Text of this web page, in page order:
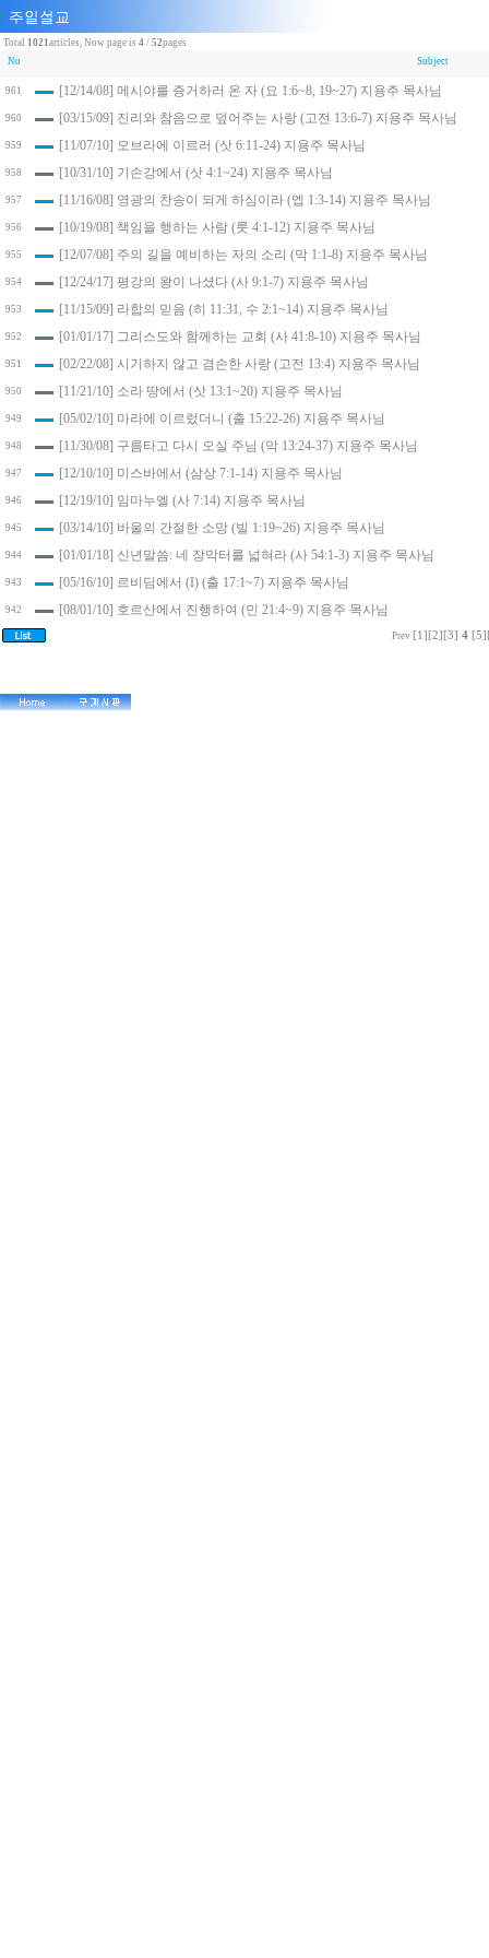
Total 1021articles, Now page is 4 / 52pages
No
Subject
961 [12/14/08] 메시야를 증거하러 온 자 (요 1:6~8, 19~27) 지용주 목사님
960 [03/15/09] 진리와 참음으로 덮어주는 사랑 (고전 13:6-7) 지용주 목사님
959 [11/07/10] 오브라에 이르러 (삿 6:11-24) 지용주 목사님
958 [10/31/10] 기손강에서 (삿 4:1~24) 지용주 목사님
957 [11/16/08] 영광의 찬송이 되게 하심이라 (엡 1:3-14) 지용주 목사님
956 [10/19/08] 책임을 행하는 사람 (룻 4:1-12) 지용주 목사님
955 [12/07/08] 주의 길을 예비하는 자의 소리 (막 1:1-8) 지용주 목사님
954 [12/24/17] 평강의 왕이 나셨다 (사 9:1-7) 지용주 목사님
953 [11/15/09] 라합의 믿음 (히 11:31, 수 2:1~14) 지용주 목사님
952 [01/01/17] 그리스도와 함께하는 교회 (사 41:8-10) 지용주 목사님
951 [02/22/08] 시기하지 않고 겸손한 사랑 (고전 13:4) 지용주 목사님
950 [11/21/10] 소라 땅에서 (삿 13:1~20) 지용주 목사님
949 [05/02/10] 마라에 이르렀더니 (출 15:22-26) 지용주 목사님
948 [11/30/08] 구름타고 다시 오실 주님 (막 13:24-37) 지용주 목사님
947 [12/10/10] 미스바에서 (삼상 7:1-14) 지용주 목사님
946 [12/19/10] 임마누엘 (사 7:14) 지용주 목사님
945 [03/14/10] 바울의 간절한 소망 (빌 1:19~26) 지용주 목사님
944 [01/01/18] 신년말씀: 네 장막터를 넓혀라 (사 54:1-3) 지용주 목사님
943 [05/16/10] 르비딤에서 (I) (출 17:1~7) 지용주 목사님
942 [08/01/10] 호르산에서 진행하여 (민 21:4~9) 지용주 목사님
Prev [1] [2] [3] 4 [5]